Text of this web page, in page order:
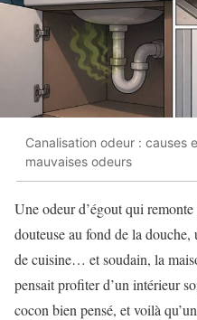
Canalisation odeur : causes
mauvaises odeurs
Une odeur d’égout qui
douteuse au fond de la
de cuisine… et soudain, la
pensait profiter d’un intérieur
cocon bien pensé, et voilà